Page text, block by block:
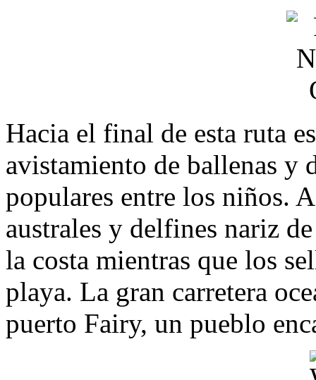
Hacia el final de esta ruta
avistamiento de ballenas y
populares entre los niños.
australes y delfines nariz
la costa mientras que los
playa. La gran carretera
puerto Fairy, un pueblo